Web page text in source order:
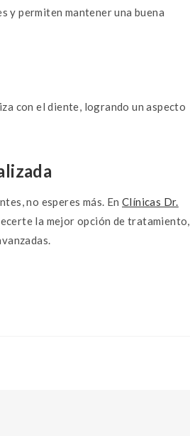
y permiten mantener una buena
con el diente, logrando un aspecto
no esperes más. EnClínicas Dr.
la mejor opción de tratamiento,